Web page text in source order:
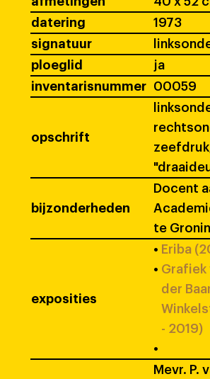
datering
1973
signatuur
ploeglid
ja
inventarisnummer
00059
opschrift
bijzonderheden
Docent
te
exposities
• Eriba
• Grafiek
der
- 2019)
•
Mevr. P.